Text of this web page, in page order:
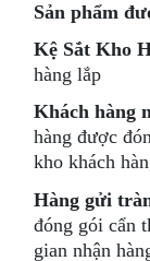
Sản phẩm
Kệ Sắt Kho
hàng lắp
Khách hàng
hàng được
kho khách
Hàng gửi
đóng gói cẩn
gian nhận